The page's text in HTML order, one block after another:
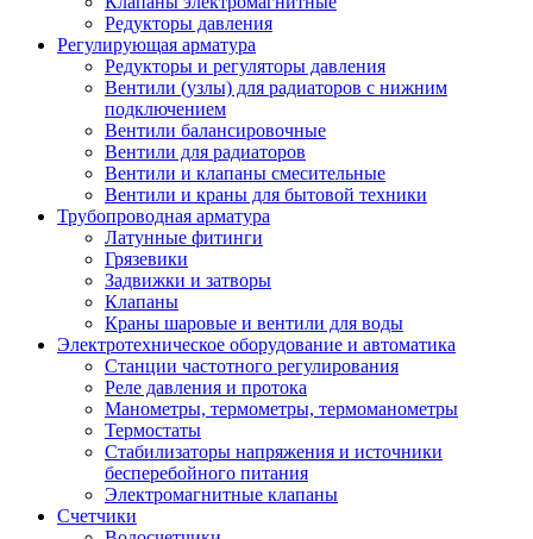
Редукторы давления
Регулирующая арматура
Редукторы и регуляторы давления
Вентили (узлы) для радиаторов с нижним
подключением
Вентили балансировочные
Вентили для радиаторов
Вентили и клапаны смесительные
Вентили и краны для бытовой техники
Трубопроводная арматура
Латунные фитинги
Грязевики
Задвижки и затворы
Клапаны
Краны шаровые и вентили для воды
Электротехническое оборудование и автоматика
Станции частотного регулирования
Реле давления и протока
Манометры, термометры, термоманометры
Термостаты
Стабилизаторы напряжения и источники
бесперебойного питания
Электромагнитные клапаны
Счетчики